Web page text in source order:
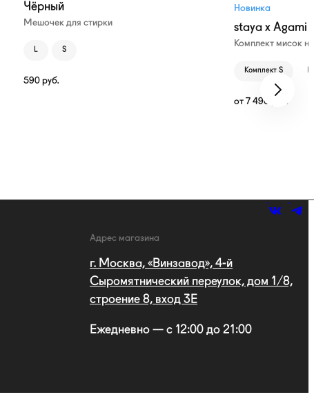
Чёрный
Мешочек для стирки
L S
590 руб.
Новинка
staya x Agami
Комплект мисок
Комплект S
от 7 490 руб.
Адрес магазина
г. Москва, «Винзавод», 4-й
Сыромятнический переулок, дом 1/8,
строение 8, вход 3E
Ежедневно — с 12:00 до 21:00